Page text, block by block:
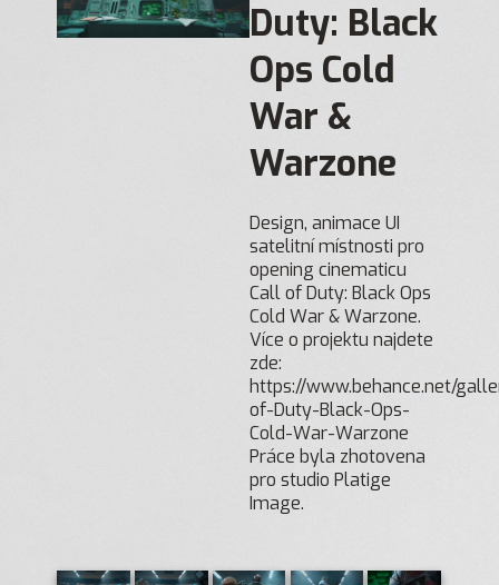
Duty: Black
Ops Cold
War &
Warzone
Design, animace UI
satelitní místnosti pro
opening cinematicu
Call of Duty: Black Ops
Cold War & Warzone.
Více o projektu najdete
zde:
https://www.behance.net/
of-Duty-Black-Ops-
Cold-War-Warzone
Práce byla zhotovena
pro studio Platige
Image.